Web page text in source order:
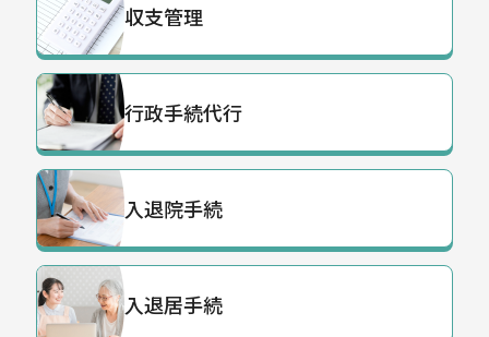
収支管理
行政手続代行
入退院手続
入退居手続